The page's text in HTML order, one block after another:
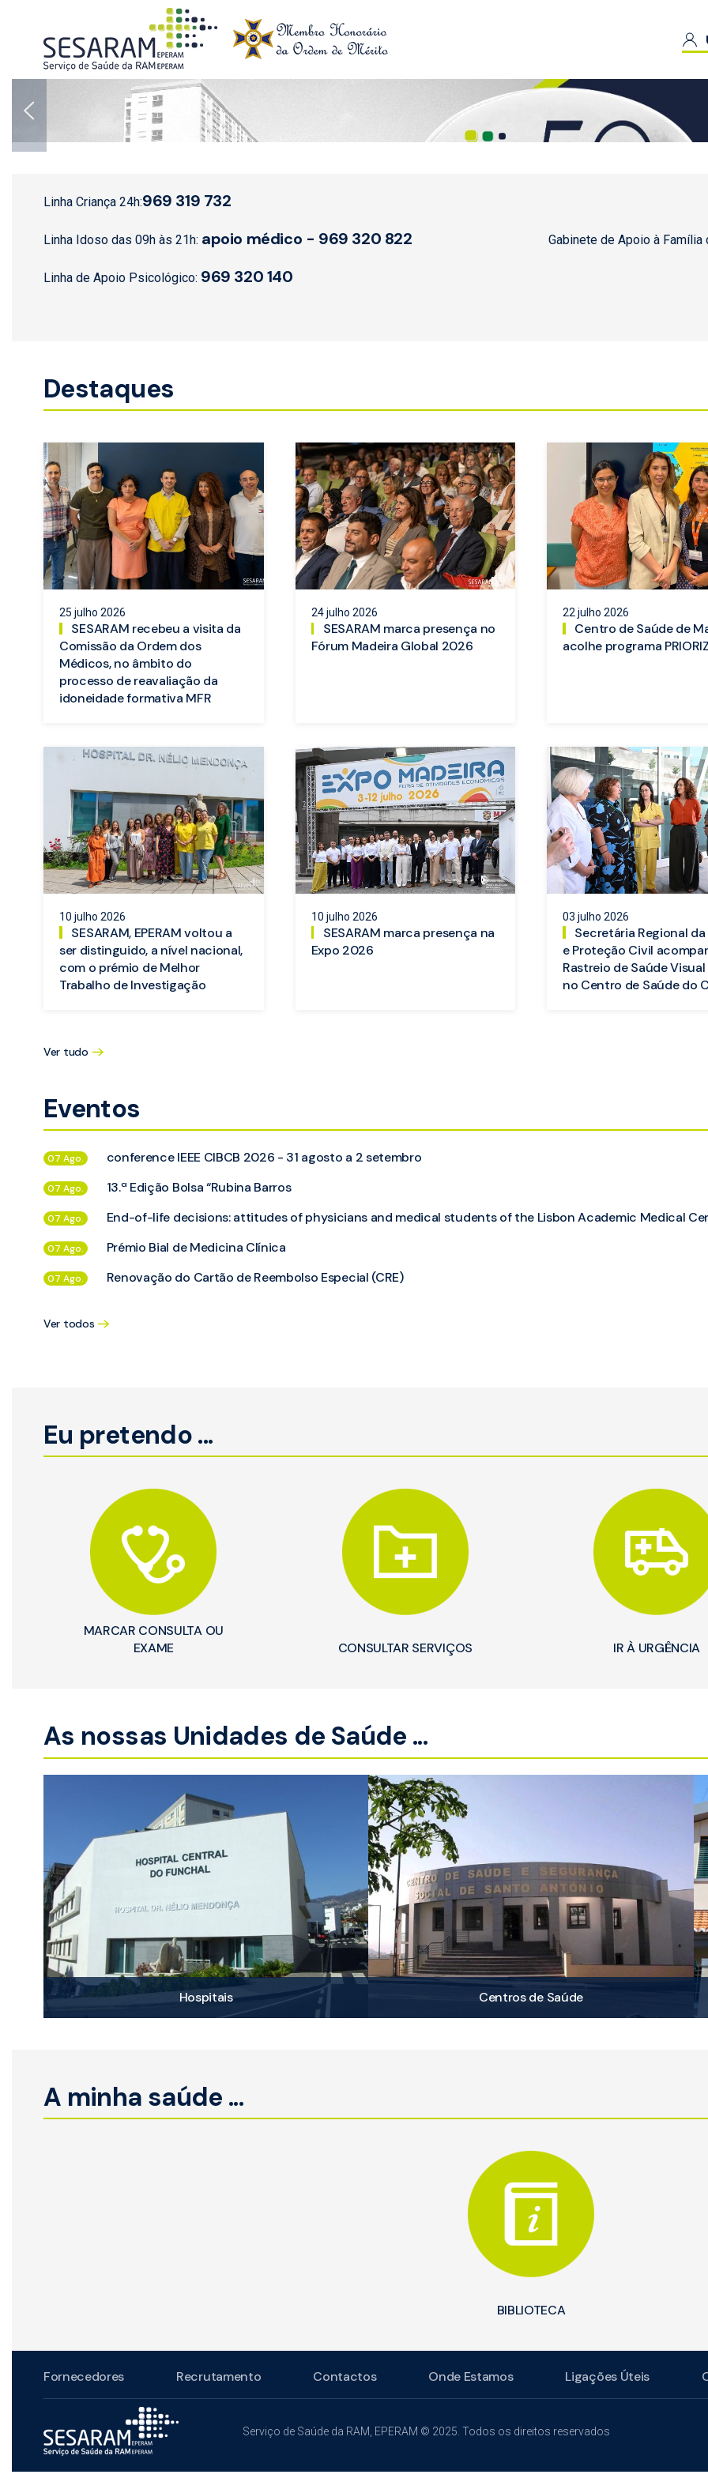
Skip to main content
Linha Criança 24h:969 319 732
Linha Idoso das 09h às 21h: apoio médico - 969 320 822
Linha de Apoio Psicológico: 969 320 140
Gabinete de Apoio à Família
Destaques
25 julho 2026
SESARAM recebeu a visita da
Comissão da Ordem dos
Médicos, no âmbito do
processo de reavaliação da
idoneidade formativa MFR
24 julho 2026
SESARAM marca presença no
Fórum Madeira Global 2026
22 julho 2026
Centro de Saúde de
acolhe programa
10 julho 2026
SESARAM, EPERAM voltou a
ser distinguido, a nível nacional,
com o prémio de Melhor
Trabalho de Investigação
10 julho 2026
SESARAM marca presença na
Expo 2026
03 julho 2026
Secretária Regional
e Proteção Civil
Rastreio de Saúde
no Centro de Saúde do
Ver tudo
Eventos
07 Ago. conference IEEE CIBCB 2026 - 31 agosto a 2 setembro
07 Ago. 13.ª Edição Bolsa “Rubina Barros
07 Ago. End-of-life decisions: attitudes of physicians and medical students of the Lisbon Academic Medical
07 Ago. Prémio Bial de Medicina Clínica
07 Ago. Renovação do Cartão de Reembolso Especial (CRE)
Ver todos
Eu pretendo ...
MARCAR CONSULTA OU
EXAME
CONSULTAR SERVIÇOS IR À URGÊNCIA
As nossas Unidades de Saúde ...
Hospitais Centros de Saúde
A minha saúde ...
BIBLIOTECA
Fornecedores Recrutamento Contactos Onde Estamos Ligações Úteis
Serviço de Saúde da RAM, EPERAM © 2025. Todos os direitos reservados